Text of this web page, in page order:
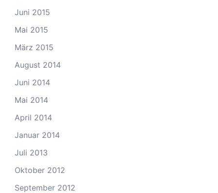
Juni 2015
Mai 2015
März 2015
August 2014
Juni 2014
Mai 2014
April 2014
Januar 2014
Juli 2013
Oktober 2012
September 2012